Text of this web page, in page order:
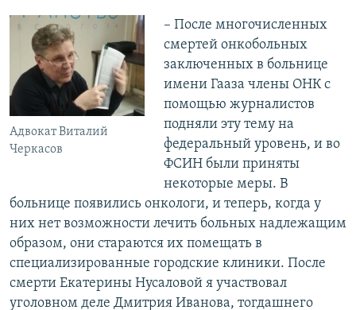
Адвокат Виталий
Черкасов
– После многочисленных
смертей онкобольных
заключенных в больнице
имени Гааза члены ОНК с
помощью журналистов
подняли эту тему на
федеральный уровень, и во
ФСИН были приняты
некоторые меры. В
больнице появились онкологи, и теперь, когда у
них нет возможности лечить больных надлежащим
образом, они стараются их помещать в
специализированные городские клиники. После
смерти Екатерины Нусаловой я участвовал
уголовном деле Дмитрия Иванова, тогдашнего